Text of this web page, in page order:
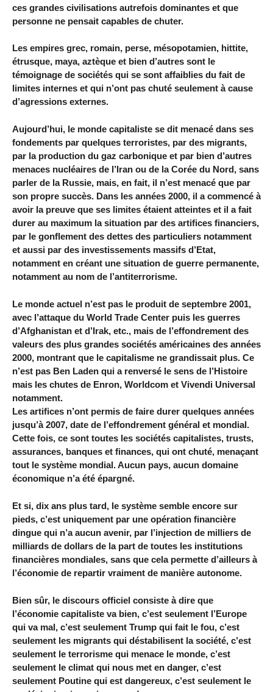
ces grandes civilisations autrefois dominantes et que
personne ne pensait capables de chuter.
Les empires grec, romain, perse, mésopotamien, hittite,
étrusque, maya, aztèque et bien d’autres sont le
témoignage de sociétés qui se sont affaiblies du fait de
limites internes et qui n’ont pas chuté seulement à cause
d’agressions externes.
Aujourd’hui, le monde capitaliste se dit menacé dans ses
fondements par quelques terroristes, par des migrants,
par la production du gaz carbonique et par bien d’autres
menaces nucléaires de l’Iran ou de la Corée du Nord, sans
parler de la Russie, mais, en fait, il n’est menacé que par
son propre succès. Dans les années 2000, il a commencé à
avoir la preuve que ses limites étaient atteintes et il a fait
durer au maximum la situation par des artifices financiers,
par le gonflement des dettes des particuliers notamment
et aussi par des investissements massifs d’Etat,
notamment en créant une situation de guerre permanente,
notamment au nom de l’antiterrorisme.
Le monde actuel n’est pas le produit de septembre 2001,
avec l’attaque du World Trade Center puis les guerres
d’Afghanistan et d’Irak, etc., mais de l’effondrement des
valeurs des plus grandes sociétés américaines des années
2000, montrant que le capitalisme ne grandissait plus. Ce
n’est pas Ben Laden qui a renversé le sens de l’Histoire
mais les chutes de Enron, Worldcom et Vivendi Universal
notamment.
Les artifices n’ont permis de faire durer quelques années
jusqu’à 2007, date de l’effondrement général et mondial.
Cette fois, ce sont toutes les sociétés capitalistes, trusts,
assurances, banques et finances, qui ont chuté, menaçant
tout le système mondial. Aucun pays, aucun domaine
économique n’a été épargné.
Et si, dix ans plus tard, le système semble encore sur
pieds, c’est uniquement par une opération financière
dingue qui n’a aucun avenir, par l’injection de milliers de
milliards de dollars de la part de toutes les institutions
financières mondiales, sans que cela permette d’ailleurs à
l’économie de repartir vraiment de manière autonome.
Bien sûr, le discours officiel consiste à dire que
l’économie capitaliste va bien, c’est seulement l’Europe
qui va mal, c’est seulement Trump qui fait le fou, c’est
seulement les migrants qui déstabilisent la société, c’est
seulement le terrorisme qui menace le monde, c’est
seulement le climat qui nous met en danger, c’est
seulement Poutine qui est dangereux, c’est seulement le